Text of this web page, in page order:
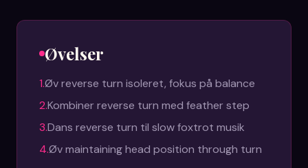
Øvelser
1.Øv reverse turn isoleret, fokus på balance
2.Kombiner reverse turn med feather step
3.Dans reverse turn til slow foxtrot musik
4.Øv maintaining head position through turn